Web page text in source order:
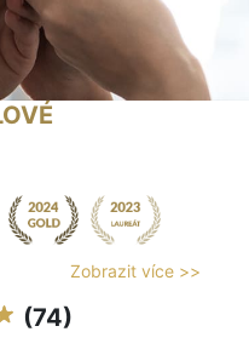
Zobrazit více >>
(74)